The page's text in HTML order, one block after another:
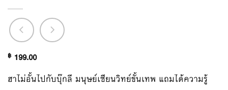
฿ 199.00
ฮาไม่อั้นไปกับบุ๊กลี มนุษย์เซียนวิทย์ขั้นเทพ แถมได้ความรู้